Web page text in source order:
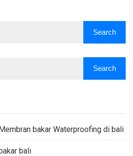
bakar Waterproofing di bali
bali